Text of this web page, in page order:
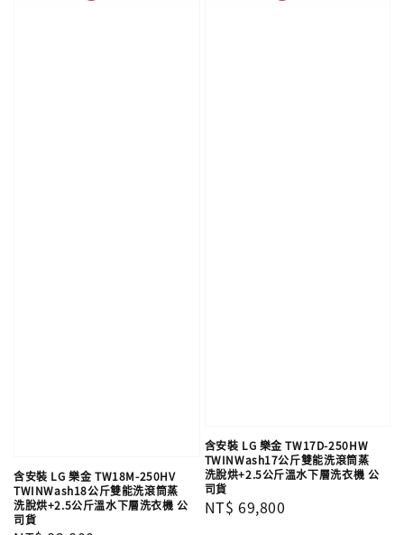
含安裝 LG 樂金 TW18M-250HV
TWINWash18公斤雙能洗滾筒蒸
洗脫烘+2.5公斤溫水下層洗衣機 公
司貨
含安裝 LG 樂金 TW17D-250HW
TWINWash17公斤雙能洗滾筒蒸
洗脫烘+2.5公斤溫水下層洗衣機 公
司貨
Regular
NT$ 69,800